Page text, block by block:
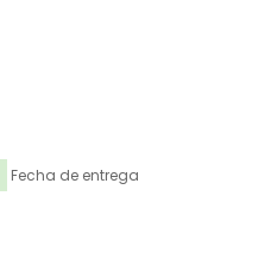
Fecha de entrega